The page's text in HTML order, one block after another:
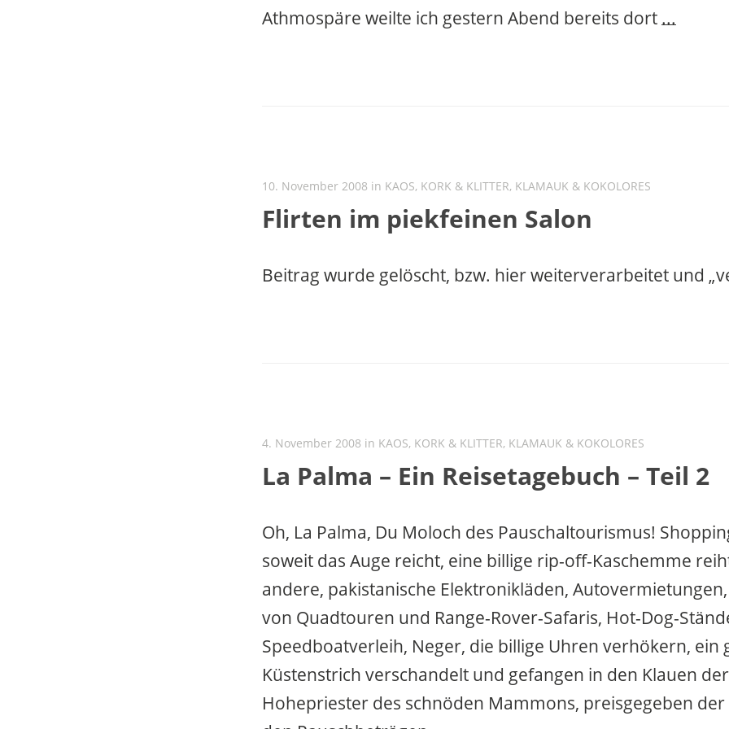
Athmospäre weilte ich gestern Abend bereits dort ...
10. November 2008 in KAOS, KORK & KLITTER, KLAMAUK & KOKOLORES
Flirten im piekfeinen Salon
Beitrag wurde gelöscht, bzw. hier weiterverarbeitet und
4. November 2008 in KAOS, KORK & KLITTER, KLAMAUK & KOKOLORES
La Palma – Ein Reisetagebuch – Teil 2
Oh, La Palma, Du Moloch des Pauschaltourismus!
soweit das Auge reicht, eine billige rip-off-Kaschemme
andere, pakistanische Elektronikläden,
von Quadtouren und Range-Rover-Safaris, Hot-Dog-
Speedboatverleih, Neger, die billige Uhren verhökern, ein
Küstenstrich verschandelt und gefangen in den Klauen der
Hohepriester des schnöden Mammons, preisgegeben der